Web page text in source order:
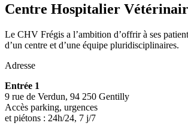
Centre Hospitalier
Le CHV Frégis a l’ambition d’offrir à ses
d’un centre et d’une équipe pluridisciplinaires.
Adresse
Entrée 1
9 rue de Verdun, 94 250 Gentilly
Accès parking, urgences
et piétons : 24h/24, 7 j/7